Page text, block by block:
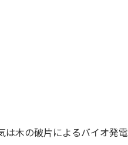
は木の破片によるバイオ発電